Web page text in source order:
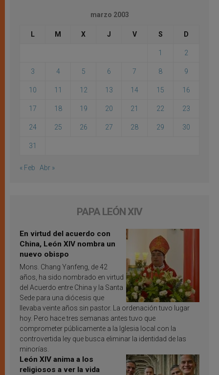
marzo 2003
L M X J V S D
1 2
3 4 5 6 7 8 9
10 11 12 13 14 15 16
17 18 19 20 21 22 23
24 25 26 27 28 29 30
31
« Feb Abr »
PAPA LEÓN XIV
En virtud del acuerdo con
China, León XIV nombra un
nuevo obispo
Mons. Chang Yanfeng, de 42
años, ha sido nombrado en virtud
del Acuerdo entre China y la Santa
Sede para una diócesis que
llevaba veinte años sin pastor. La ordenación tuvo lugar
hoy. Pero hace tres semanas antes tuvo que
comprometer públicamente a la Iglesia local con la
controvertida ley que busca eliminar la identidad de las
minorías.
León XIV anima a los
religiosos a ver la vida